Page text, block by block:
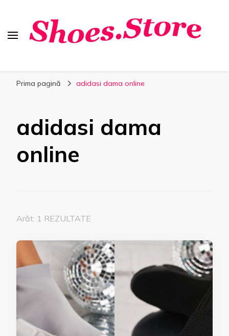
Shoes.Store.ro
Prima pagină adidasi dama online
adidasi dama
online
Arăt: 1 REZULTATE